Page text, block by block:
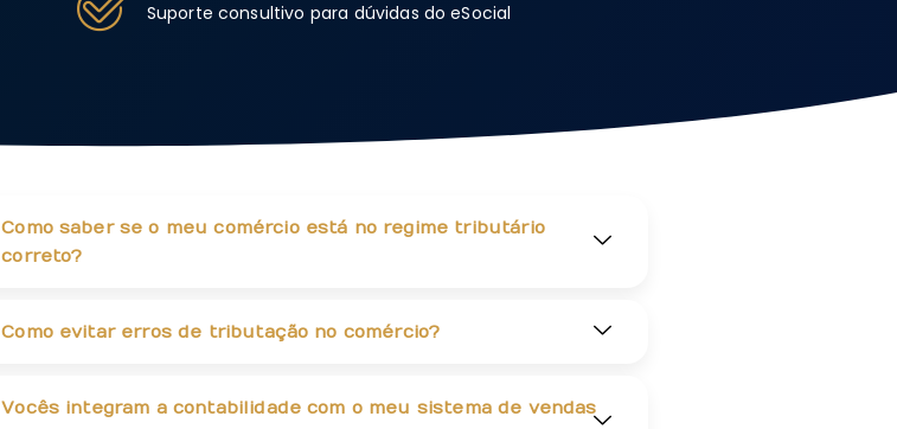
Suporte consultivo para dúvidas do eSocial
Como saber se o meu comércio está no regime tributário
correto?
Como evitar erros de tributação no comércio?
Vocês integram a contabilidade com o meu sistema de vendas